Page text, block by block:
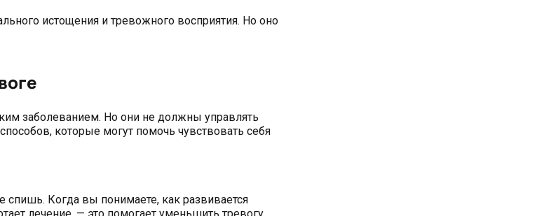
истощения и тревожного восприятия. Но оно
заболеванием. Но они не должны управлять
которые могут помочь чувствовать себя
Когда вы понимаете, как развивается